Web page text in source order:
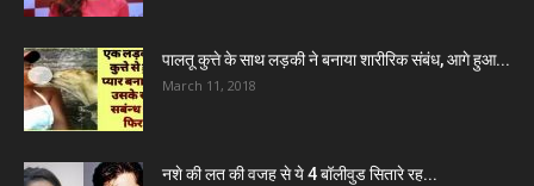
पालतू कुत्ते के साथ लड़की ने बनाया शारीरिक संबंध, आगे हुआ...
March 11, 2018
नशे की लत की वजह से ये 4 बॉलीवुड सितारे रह...